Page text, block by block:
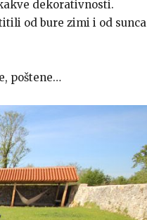
dekorativnosti.
od bure zimi i od sunca
poštene…